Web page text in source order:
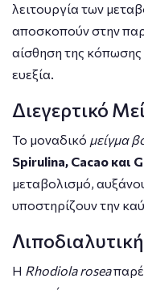
λειτουργία των
αποσκοπούν στην
αίσθηση της κόπωσης
ευεξία.
Διεγερτικό
Το μοναδικό μείγμα
Spirulina, Cacao και
μεταβολισμό,
υποστηρίζουν την
Η Rhodiola rosea